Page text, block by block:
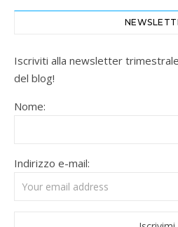
Iscriviti alla newsletter
del blog!
Nome:
Indirizzo e-mail: